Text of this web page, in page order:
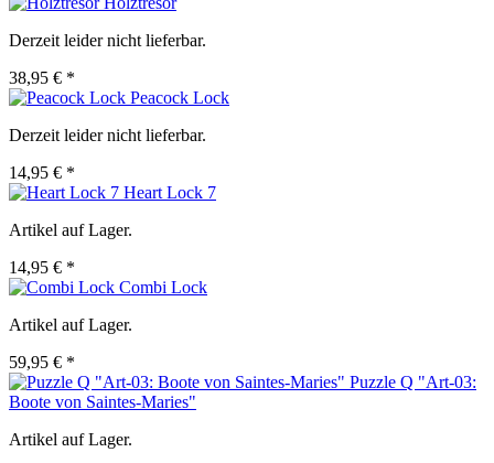
Derzeit leider nicht lieferbar.
38,95 € *
Peacock Lock
Derzeit leider nicht lieferbar.
14,95 € *
Heart Lock 7
Artikel auf Lager.
14,95 € *
Combi Lock
Artikel auf Lager.
59,95 € *
Puzzle Q "Art-03:
Boote von Saintes-Maries"
Artikel auf Lager.